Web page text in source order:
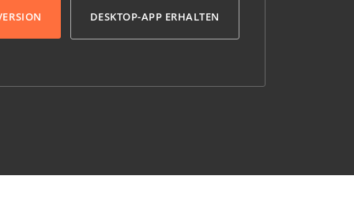
DESKTOP-APP ERHALTEN